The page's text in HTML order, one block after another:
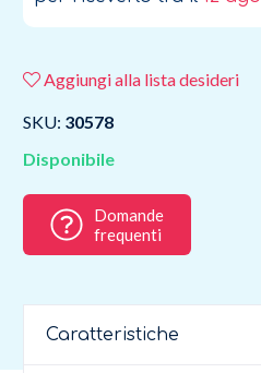
Aggiungi alla lista desideri
SKU: 30578
Disponibile
Domande
frequenti
Caratteristiche